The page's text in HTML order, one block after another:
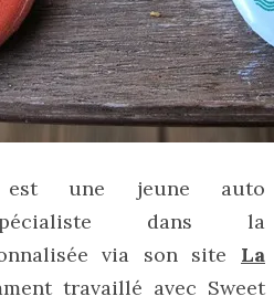
est une jeune auto
dans la
via son site La
travaillé avec Sweet